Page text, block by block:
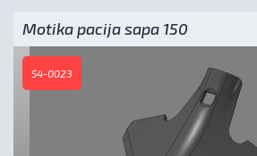
Motika pacija sapa 150
54-0023